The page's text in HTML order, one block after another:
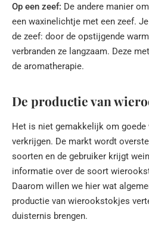
Op een zeef: De andere manier
een waxinelichtje met een zeef.
de zeef: door de opstijgende
verbranden ze langzaam. Deze
de aromatherapie.
De productie van
Het is niet gemakkelijk om
verkrijgen. De markt wordt
soorten en de gebruiker krijgt
informatie over de soort
Daarom willen we hier wat
productie van wierookstokjes
duisternis brengen.